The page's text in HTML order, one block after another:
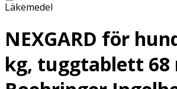
Läkemedel
NEXGARD för
kg, tuggtablett 68